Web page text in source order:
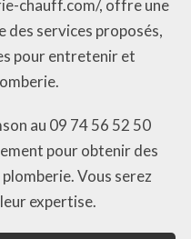
chauff.com/, offre une
services proposés,
pour entretenir et
au 09 74 56 52 50
pour obtenir des
Vous serez
expertise.